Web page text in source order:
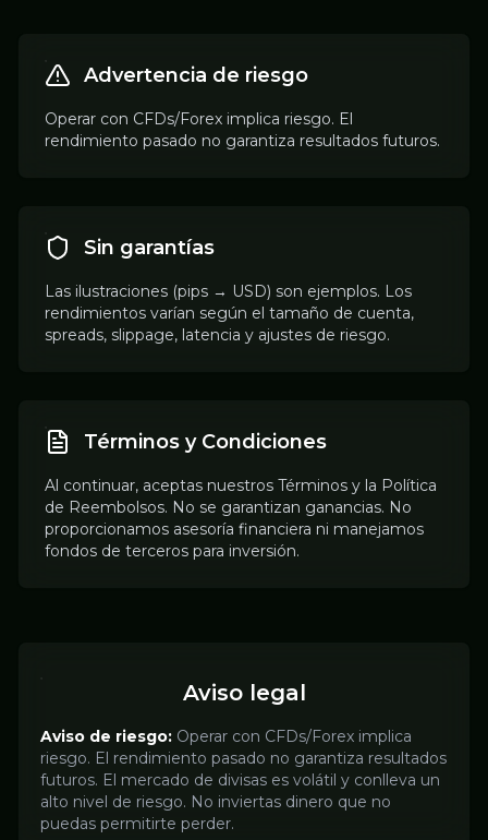
Advertencia de riesgo
Operar con CFDs/Forex implica riesgo. El
rendimiento pasado no garantiza resultados futuros.
Sin garantías
Las ilustraciones (pips → USD) son ejemplos. Los
rendimientos varían según el tamaño de cuenta,
spreads, slippage, latencia y ajustes de riesgo.
Términos y Condiciones
Al continuar, aceptas nuestros Términos y la Política
de Reembolsos. No se garantizan ganancias. No
proporcionamos asesoría financiera ni manejamos
fondos de terceros para inversión.
Aviso legal
Aviso de riesgo: Operar con CFDs/Forex implica
riesgo. El rendimiento pasado no garantiza resultados
futuros. El mercado de divisas es volátil y conlleva un
alto nivel de riesgo. No inviertas dinero que no
puedas permitirte perder.